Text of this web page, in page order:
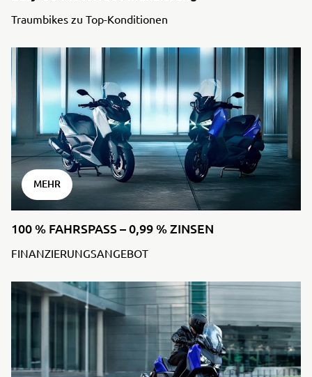
Traumbikes zu Top-Konditionen
MEHR
100 % FAHRSPASS – 0,99 % ZINSEN
FINANZIERUNGSANGEBOT